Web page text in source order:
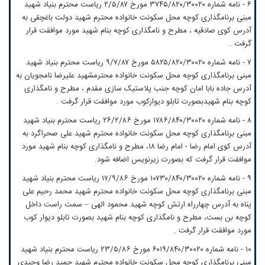
۶ - نامه شماره ۳۷۴۵/۸۲۰/۳۰۰۲۰ مورخ ۲/۵/۸۷ ریاست محترم بنیاد شهید
مبنی برنامگذاری کوچه محل سکونت خانواده محترم شهید دولت باغچقی به
آدرس کوی صادقیه ، مطرح و نامگذاری کوچه بنام شهید مورد موافقت قرار
گرفت .
۷ - نامه شماره ۵۸۲۵/۸۲۰/۳۰۰۲۰ مورخ ۹/۷/۸۷ ریاست محترم بنیاد شهید
مبنی برنامگذاری کوچه محل سکونت خانواده محترمشهید علیرضا نامجویان به
آدرس جاده بابا امان کوچه جنب پلاستیک سازی مقدم ، مطرح و نامگذاری
کوچه بنام شهیدبصورت تابلو دیوارکوب مورد موافقت قرار گرفت .
۸ - نامه شماره ۱۷۸۶/۸۴۰/۳۰۰۲۰ مورخ ۲۶/۲/۸۶ ریاست محترم بنیاد شهید
مبنی برنامگذاری کوچه محل سکونت خانواده محترم شهید علی صحراگرد به
آدرس کوی امام رضا - امام رضا ۱۸، مطرح و نامگذاری کوچه بنام شهید مورد
موافقت قرار گرفت که بصورت زیرنویس اضافه شود.
۹ - نامه شماره ۱۰۷۳۰/۸۴۰/۳۰۰۲۰ مورخ ۱۷/۹/۸۶ ریاست محترم بنیاد شهید
مبنی برنامگذاری کوچه محل سکونت خانواده محترم شهید محمد رحیم علی
پناه به آدرس چهارراه ارتش کوچه شهید محمود الهی – سمت راست داخل
کوچه بن بست، مطرح و نامگذاری کوچه بنام شهید بصورت تابلو دیوار کوب
مورد موافقت قرار گرفت .
۱۰ - نامه شماره ۶۰۱۹/۸۴۰/۳۰۰۲۰ مورخ ۲۳/۵/۸۶ ریاست محترم بنیاد شهید